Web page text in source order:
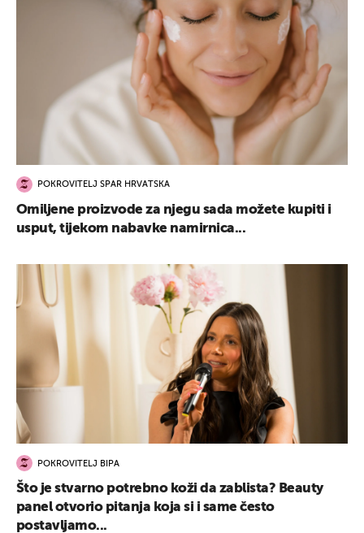
POKROVITELJ SPAR HRVATSKA
Omiljene proizvode za njegu sada možete kupiti i
usput, tijekom nabavke namirnica...
POKROVITELJ BIPA
Što je stvarno potrebno koži da zablista? Beauty
panel otvorio pitanja koja si i same često
postavljamo...